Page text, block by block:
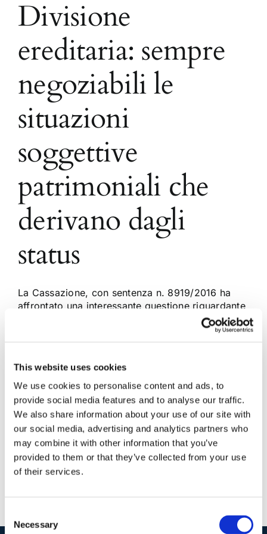
This website uses cookies
We use cookies to personalise content and ads, to
provide social media features and to analyse our traffic.
We also share information about your use of our site with
our social media, advertising and analytics partners who
may combine it with other information that you’ve
provided to them or that they’ve collected from your use
of their services.
Selection
Necessary
Divisione
ereditaria: sempre
negoziabili le
situazioni
soggettive
patrimoniali che
derivano dagli
status
La Cassazione, con sentenza n. 8919/2016 ha
affrontato una interessante questione riguardante
la validità del contratto stipulato con un soggetto
sull'erroneo presupposto che fosse erede del de
6 Maggio 2016 | Articoli,Diritto civile,Ermelinda Strollo
Commenti
Continua a leggere